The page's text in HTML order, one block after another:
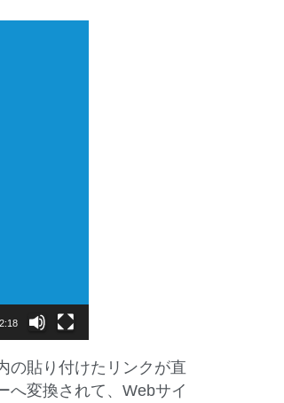
の貼り付けたリンクが直
へ変換されて、Webサイ